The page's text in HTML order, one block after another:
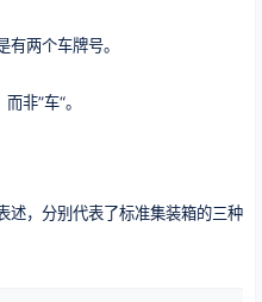
两个车牌号。
非”车“。
述，分别代表了标准集装箱的三种